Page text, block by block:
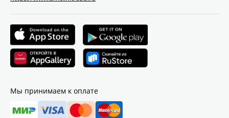
Мы принимаем к оплате